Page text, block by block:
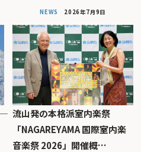
NEWS 2026年7月9日
流山発の本格派室内楽祭
「NAGAREYAMA 国際室内楽
音楽祭 2026」開催概…